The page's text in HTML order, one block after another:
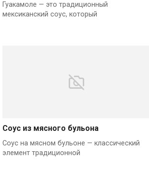
Гуакамоле — это традиционный
мексиканский соус, который
Соус из мясного бульона
Соус на мясном бульоне — классический
элемент традиционной